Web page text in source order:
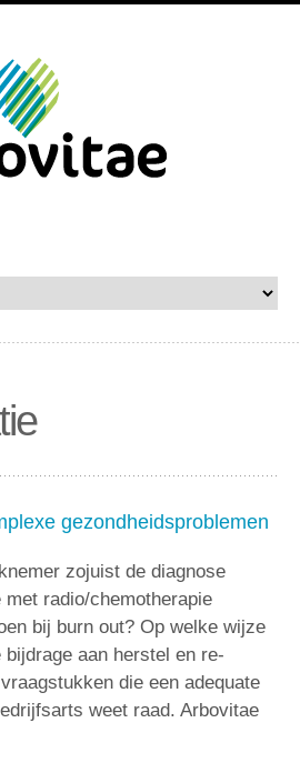
gezondheidsproblemen
zojuist de diagnose
radio/chemotherapie
bij burn out? Op welke wijze
aan herstel en re-
die een adequate
weet raad. Arbovitae